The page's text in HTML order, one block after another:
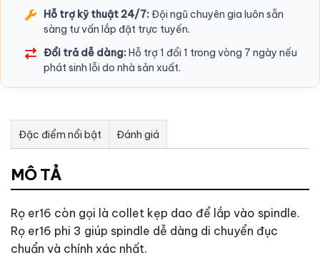
Hỗ trợ kỹ thuật 24/7:Đội ngũ chuyên gia luôn sẵn
sàng tư vấn lắp đặt trực tuyến.
Đổi trả dễ dàng:Hỗ trợ 1 đổi 1 trong vòng 7 ngày nếu
phát sinh lỗi do nhà sản xuất.
Đặc điểm nổi bật Đánh giá
Tư vấn & bán hàng qua Facebook
MÔ TẢ
Rọ er16 còn gọi là collet kẹp dao để lắp vào spindle.
Rọ er16 phi 3 giúp spindle dễ dàng di chuyển đục
chuẩn và chính xác nhất.